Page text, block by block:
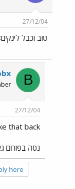
27/12/04
טוב וכבל
B
27/12/04
that back -
נסה בפורום
here.